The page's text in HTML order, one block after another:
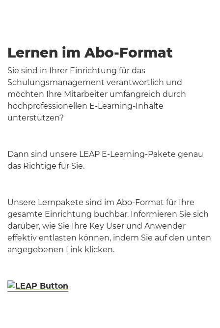
Lernen im Abo-Format
Sie sind in Ihrer Einrichtung für das
Schulungsmanagement verantwortlich und
möchten Ihre Mitarbeiter umfangreich durch
hochprofessionellen E-Learning-Inhalte
unterstützen?
Dann sind unsere LEAP E-Learning-Pakete genau
das Richtige für Sie.
Unsere Lernpakete sind im Abo-Format für Ihre
gesamte Einrichtung buchbar. Informieren Sie sich
darüber, wie Sie Ihre Key User und Anwender
effektiv entlasten können, indem Sie auf den unten
angegebenen Link klicken.